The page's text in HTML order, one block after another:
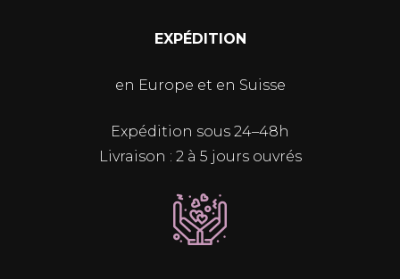
EXPÉDITION
en Europe et en Suisse
Expédition sous 24–48h
Livraison : 2 à 5 jours ouvrés